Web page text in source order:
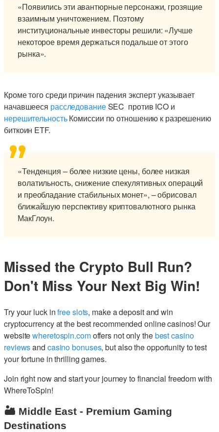
«Появились эти авантюрные персонажи, грозящие
взаимным уничтожением. Поэтому
институциональные инвесторы решили: «Лучше
некоторое время держаться подальше от этого
рынка».
Кроме того среди причин падения эксперт указывает
начавшееся расследованиеSEC против ICO и
нерешительностьКомиссии по отношению к разрешению
биткоин ETF.
«Тенденция – более низкие цены, более низкая
волатильность, снижение спекулятивных операций
и преобладание стабильных монет», – обрисовал
ближайшую перспективу криптовалютного рынка
МакГлоун.
Missed the Crypto Bull Run?
Don't Miss Your Next Big Win!
Try your luck infree slots, make a deposit and win
cryptocurrency at the best recommended online casinos! Our
websitewheretospin.comoffers not only thebest casino
reviewsand casino bonuses, but also the opportunity to test
your fortune in thrilling games.
Join right now and start your journey to financial freedom with
WhereToSpin!
🏜️ Middle East - Premium Gaming
Destinations